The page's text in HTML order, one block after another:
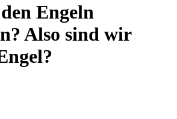
Engeln
Also sind wir